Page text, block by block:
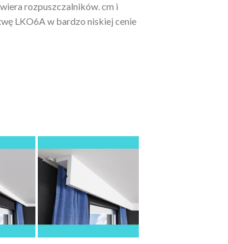
rozpuszczalników. cm i
LKO6A w bardzo niskiej cenie